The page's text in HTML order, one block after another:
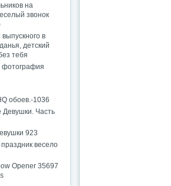
на
звонок
в
детский
тебя
фотография
обоев.-1036
Часть
923
весело
Opener 35697